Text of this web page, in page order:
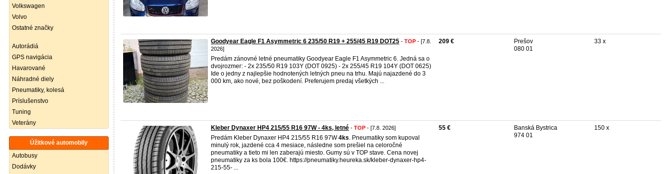
Volkswagen
Volvo
Ostatné značky
Autorádiá
GPS navigácia
Havarované
Náhradné diely
Pneumatiky, kolesá
Príslušenstvo
Tuning
Veterány
Úžitkové automobily
Autobusy
Dodávky
Goodyear Eagle F1 Asymmetric 6 235/50 R19 + 255/45 R19 DOT25 - TOP - [7.8.
2026]
Predám zánovné letné pneumatiky Goodyear Eagle F1 Asymmetric 6. Jedná sa o
dvojrozmer: - 2x 235/50 R19 103Y (DOT 0925) - 2x 255/45 R19 104Y (DOT 0625)
Ide o jedny z najlepšie hodnotených letných pneu na trhu. Majú najazdené do 3
000 km, ako nové, bez poškodení. Preferujem predaj všetkých ...
209 €
Prešov
080 01
33 x
Kleber Dynaxer HP4 215/55 R16 97W - 4ks, letné - TOP - [7.8. 2026]
Predám Kleber Dynaxer HP4 215/55 R16 97W4ks. Pneumatiky som kupoval
minulý rok, jazdené cca 4 mesiace, následne som prešiel na celoročné
pneumatiky a tieto mi len zaberajú miesto. Gumy sú v TOP stave. Cena novej
pneumatiky za ks bola 100€. https://pneumatiky.heureka.sk/kleber-dynaxer-hp4-
215-55- ...
55 €
Banská Bystrica
974 01
150 x